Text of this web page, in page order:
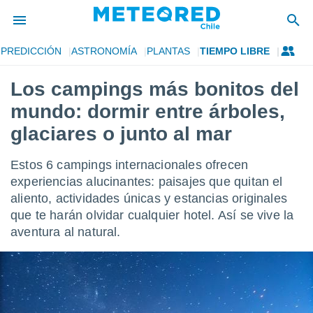
de
por
para
la
calidad.
a este
las
y
digital
basada
PREDICCIÓN ASTRONOMÍA PLANTAS TIEMPO LIBRE
Los campings más bonitos del
mundo: dormir entre árboles,
glaciares o junto al mar
Estos 6 campings internacionales ofrecen
experiencias alucinantes: paisajes que quitan el
aliento, actividades únicas y estancias originales
que te harán olvidar cualquier hotel. Así se vive la
aventura al natural.